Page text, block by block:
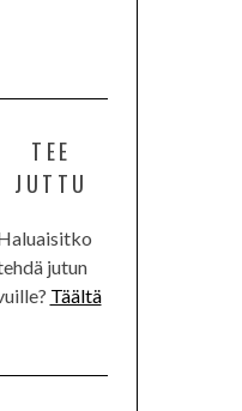
TEE
JUTTU
jutun
Täältä